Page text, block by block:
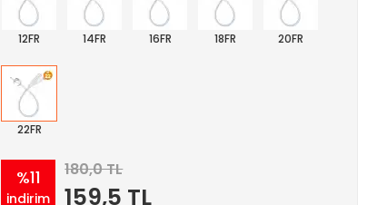
12FR 14FR 16FR 18FR 20FR
22FR
%11
indirim
180,0 TL
159,5 TL